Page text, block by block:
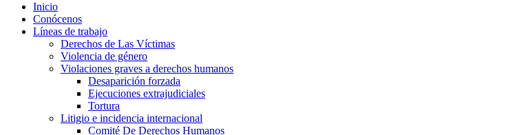
Inicio
Conócenos
Líneas de trabajo
Derechos de Las Víctimas
Violencia de género
Violaciones graves a derechos humanos
Desaparición forzada​
Ejecuciones extrajudiciales
Tortura
Litigio e incidencia internacional
Comité De Derechos Humanos​